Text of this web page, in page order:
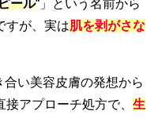
ール“」という名前から
すが、実は肌を剥がさな
合い美容皮膚の発想から
アプローチ処方で、 生